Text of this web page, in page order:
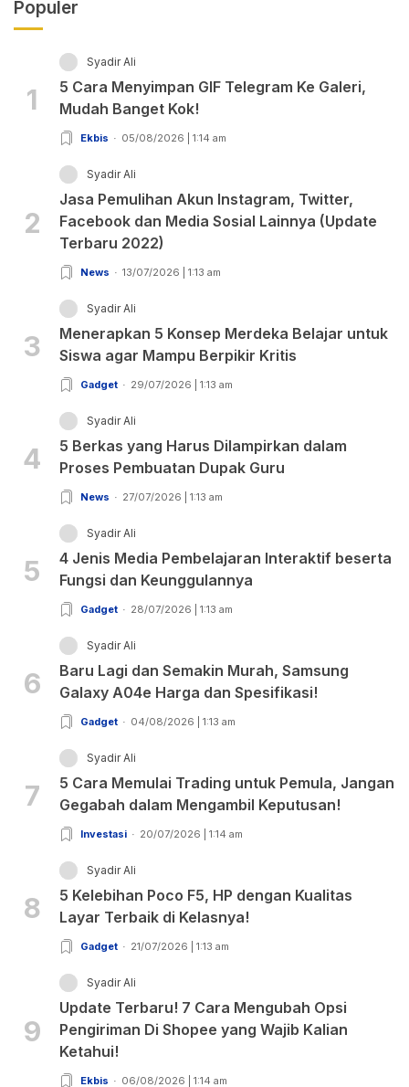
Populer
1
Syadir Ali
5 Cara Menyimpan GIF Telegram Ke Galeri,
Mudah Banget Kok!
Ekbis 05/08/2026 | 1:14 am
2
Syadir Ali
Jasa Pemulihan Akun Instagram, Twitter,
Facebook dan Media Sosial Lainnya (Update
Terbaru 2022)
News 13/07/2026 | 1:13 am
3
Syadir Ali
Menerapkan 5 Konsep Merdeka Belajar untuk
Siswa agar Mampu Berpikir Kritis
Gadget 29/07/2026 | 1:13 am
4
Syadir Ali
5 Berkas yang Harus Dilampirkan dalam
Proses Pembuatan Dupak Guru
News 27/07/2026 | 1:13 am
5
Syadir Ali
4 Jenis Media Pembelajaran Interaktif beserta
Fungsi dan Keunggulannya
Gadget 28/07/2026 | 1:13 am
6
Syadir Ali
Baru Lagi dan Semakin Murah, Samsung
Galaxy A04e Harga dan Spesifikasi!
Gadget 04/08/2026 | 1:13 am
7
Syadir Ali
5 Cara Memulai Trading untuk Pemula, Jangan
Gegabah dalam Mengambil Keputusan!
Investasi 20/07/2026 | 1:14 am
8
Syadir Ali
5 Kelebihan Poco F5, HP dengan Kualitas
Layar Terbaik di Kelasnya!
Gadget 21/07/2026 | 1:13 am
9
Syadir Ali
Update Terbaru! 7 Cara Mengubah Opsi
Pengiriman Di Shopee yang Wajib Kalian
Ketahui!
Ekbis 06/08/2026 | 1:14 am